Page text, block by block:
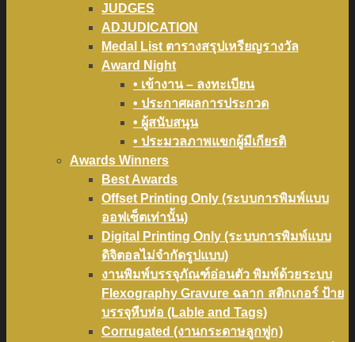
JUDGES
ADJUDICATION
Medal List ตารางสรุปเหรียญรางวัล
Award Night
• เข้างาน – ลงทะเบียน
• ประกาศผลการประกวด
• ผู้สนับสนุน
• ประมวลภาพแขกผู้มีเกียรติ
Awards Winners
Best Awards
Offset Printing Only (ระบบการพิมพ์แบบ
ออฟเซ็ตเท่านั้น)
Digital Printing Only (ระบบการพิมพ์แบบ
ดิจิตอลไม่จำกัดรูปแบบ)
งานพิมพ์บรรจุภัณฑ์อ่อนตัว พิมพ์ด้วยระบบ
Flexography Gravure ฉลาก สติกเกอร์ ป้าย
บรรจุหีบห่อ (Lable and Tags)
Corrugated (งานกระดาษลูกฟูก)